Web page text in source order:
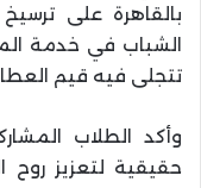
بالقاهرة على
الشباب في خدمة
تتجلى فيه قيم
وأكد الطلاب
حقيقية لتعزيز